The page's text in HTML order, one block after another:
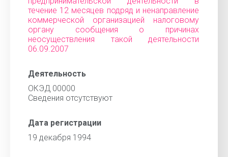
течение 12 месяцев подряд и ненаправление
коммерческой организацией налоговому
органу сообщения о причинах
неосуществления такой деятельности
06.09.2007
Деятельность
ОКЭД 00000
Cведения отсутствуют
Дата регистрации
19 декабря 1994